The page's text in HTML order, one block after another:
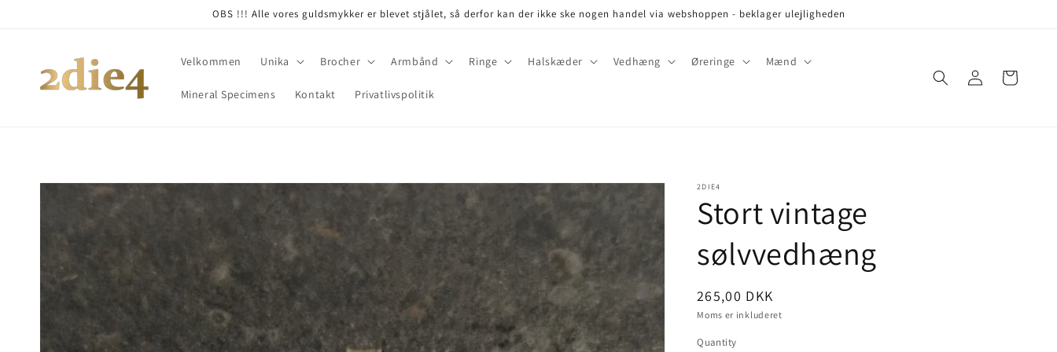
OBS !!! Alle vores guldsmykker er blevet stjålet, så derfor kan der ikke ske nogen handel via webshoppen - beklager ulejligheden
Velkommen Unika Brocher Armbånd Ringe Halskæder Vedhæng Øreringe Mænd
Mineral Specimens Kontakt Privatlivspolitik
Log
in
Cart
Skip to
product
information
2DIE4
Stort vintage
sølvvedhæng
Pris
265,00 DKK
Moms er inkluderet
Quantity